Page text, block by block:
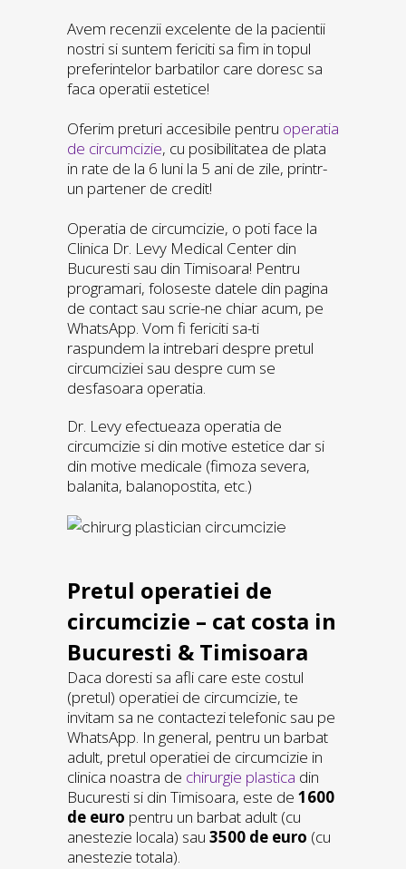
Avem recenzii excelente de la pacientii
nostri si suntem fericiti sa fim in topul
preferintelor barbatilor care doresc sa
faca operatii estetice!
Oferim preturi accesibile pentru operatia
de circumcizie, cu posibilitatea de plata
in rate de la 6 luni la 5 ani de zile, printr-
un partener de credit!
Operatia de circumcizie, o poti face la
Clinica Dr. Levy Medical Center din
Bucuresti sau din Timisoara! Pentru
programari, foloseste datele din pagina
de contact sau scrie-ne chiar acum, pe
WhatsApp. Vom fi fericiti sa-ti
raspundem la intrebari despre pretul
circumciziei sau despre cum se
desfasoara operatia.
Dr. Levy efectueaza operatia de
circumcizie si din motive estetice dar si
din motive medicale (fimoza severa,
balanita, balanopostita, etc.)
Pretul operatiei de
circumcizie – cat costa in
Bucuresti & Timisoara
Daca doresti sa afli care este costul
(pretul) operatiei de circumcizie, te
invitam sa ne contactezi telefonic sau pe
WhatsApp. In general, pentru un barbat
adult, pretul operatiei de circumcizie in
clinica noastra de chirurgie plastica din
Bucuresti si din Timisoara, este de 1600
de euro pentru un barbat adult (cu
anestezie locala) sau 3500 de euro (cu
anestezie totala).